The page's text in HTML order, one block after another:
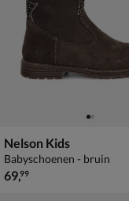
Nelson Kids
Babyschoenen - bruin
€ 69,99
69,99